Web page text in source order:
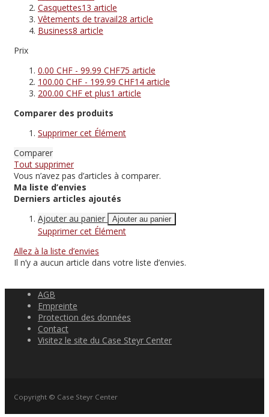
Casquettes13 article
Vêtements de travail28 article
Business8 article
Prix
0.00 CHF - 99.99 CHF75 article
100.00 CHF - 199.99 CHF14 article
200.00 CHF et plus1 article
Comparer des produits
Supprimer cet Élément
Comparer
Tout supprimer
Vous n’avez pas d’articles à comparer.
Ma liste d’envies
Derniers articles ajoutés
Ajouter au panier
Ajouter au panier
Supprimer cet Élément
Allez à la liste d’envies
Il n’y a aucun article dans votre liste d’envies.
AGB
Empreinte
Protection des données
Contact
Visitez le site du Case Steyr Center
Copyright © Case Steyr Center